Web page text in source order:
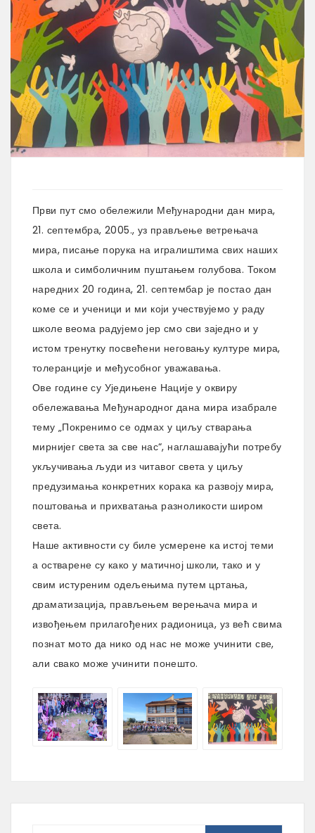
Први пут смо обележили Међународни дан мира,
21. септембра, 2005., уз прављење ветрењача
мира, писање порука на игралиштима свих наших
школа и симболичним пуштањем голубова. Током
наредних 20 година, 21. септембар је постао дан
коме се и ученици и ми који учествујемо у раду
школе веома радујемо јер смо сви заједно и у
истом тренутку посвећени неговању културе мира,
толеранције и међусобног уважавања.
Ове године су Уједињене Нације у оквиру
обележавања Међународног дана мира изабрале
тему „Покренимо се одмах у циљу стварања
мирнијег света за све нас“, наглашавајући потребу
укључивања људи из читавог света у циљу
предузимања конкретних корака ка развоју мира,
поштовања и прихватања разноликости широм
света.
Наше активности су биле усмерене ка истој теми
а остварене су како у матичној школи, тако и у
свим истуреним одељењима путем цртања,
драматизација, прављењем верењача мира и
извођењем прилагођених радионица, уз већ свима
познат мото да нико од нас не може учинити све,
али свако може учинити понешто.